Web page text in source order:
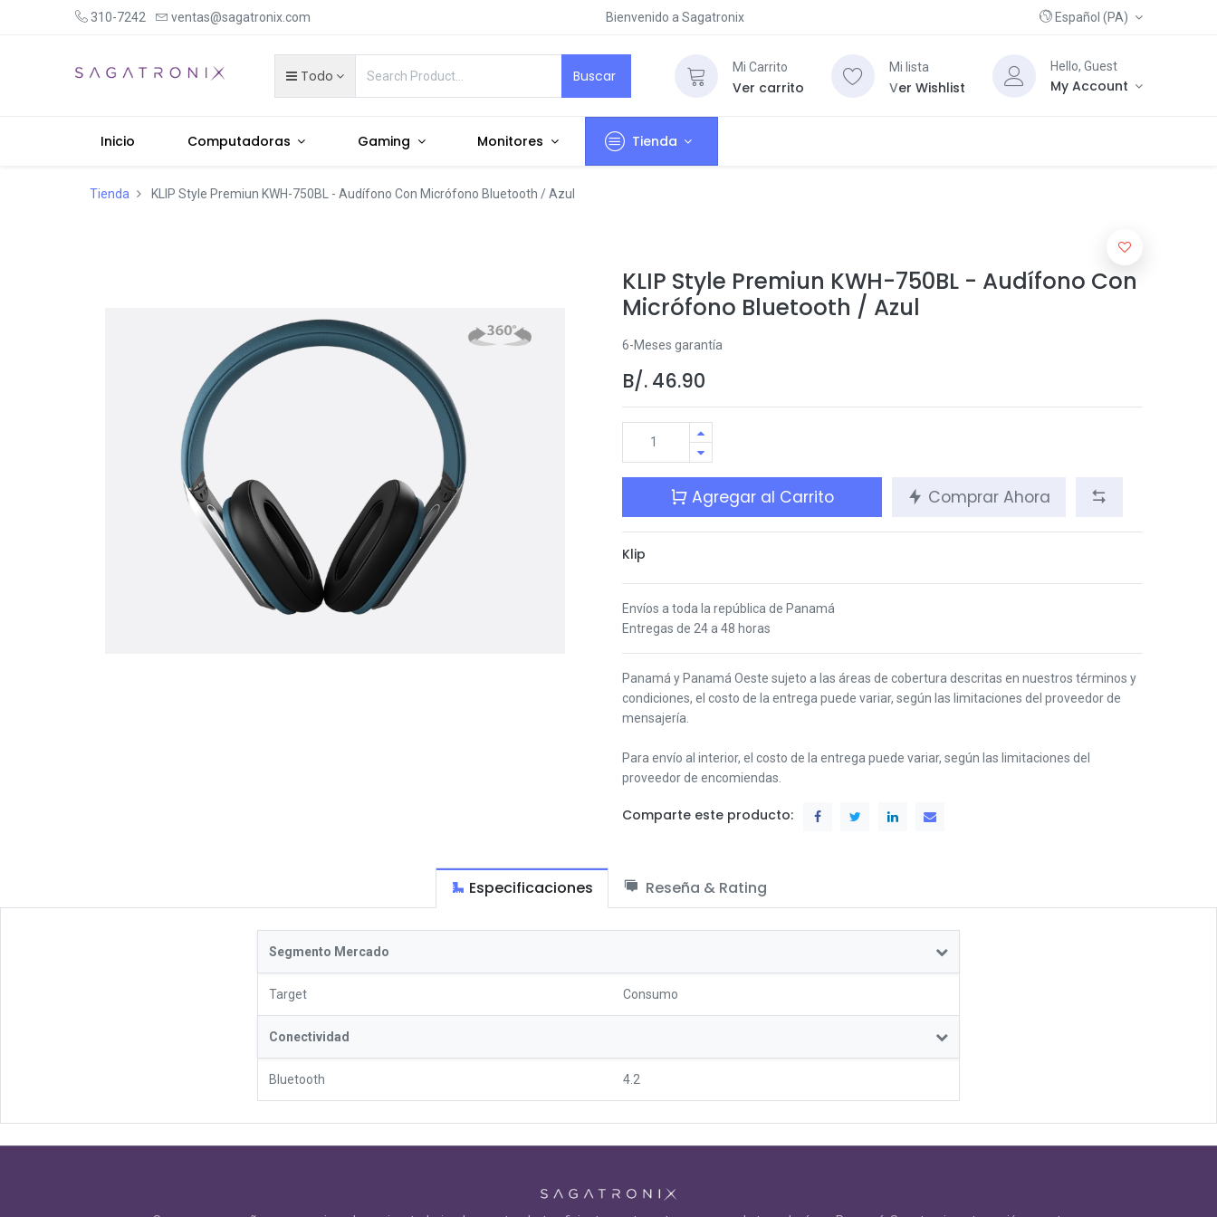
310-7242 ventas@sagatronix.com Bienvenido a Sagatronix Español (PA)
Todo Buscar Mi Carrito
Ver carrito
Mi lista
Ver Wishlist
Hello, Guest
My Account
Inicio Computadoras Gaming Monitores Tienda
Tienda KLIP Style Premiun KWH-750BL - Audífono Con Micrófono Bluetooth / Azul
KLIP Style Premiun KWH-750BL - Audífono Con
Micrófono Bluetooth / Azul
6-Meses garantía
B/. 46.90
Agregar al Carrito Comprar Ahora
Klip
Panamá y Panamá Oeste s
mensajería.
proveedor de encomiendas.
Segmento Mercado
Target
Conectividad